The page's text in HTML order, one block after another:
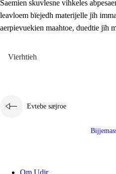
Saemien skuvlesne vihkeles
leavloem bïejedh materijelle jïh
aerpievuekien maahtoe, duedtie jïh
Vierhtieh
Evtebe sæjroe